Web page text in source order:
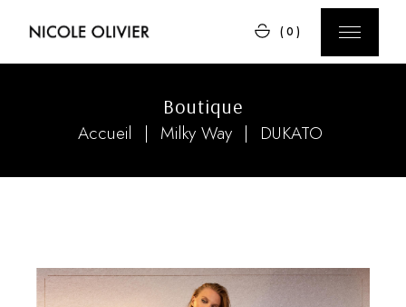
(0)
Boutique
Accueil Milky Way DUKATO